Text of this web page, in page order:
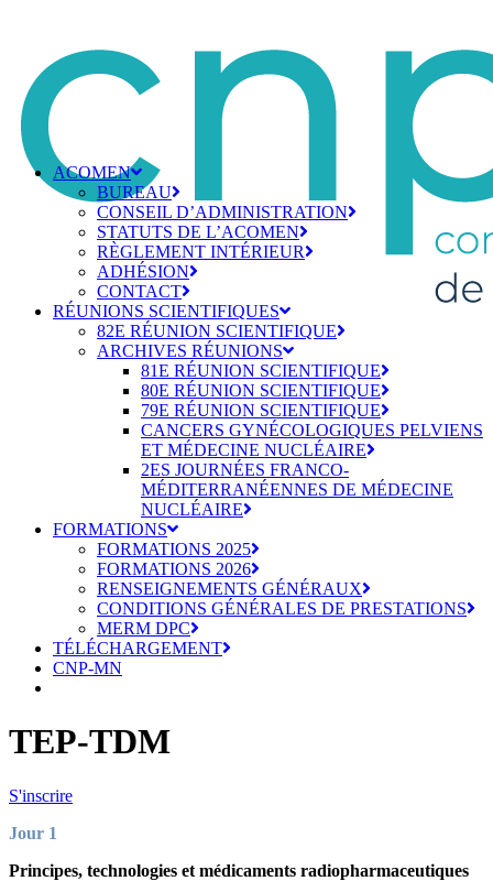
ACOMEN
BUREAU
CONSEIL D’ADMINISTRATION
STATUTS DE L’ACOMEN
RÈGLEMENT INTÉRIEUR
ADHÉSION
CONTACT
RÉUNIONS SCIENTIFIQUES
82E RÉUNION SCIENTIFIQUE
ARCHIVES RÉUNIONS
81E RÉUNION SCIENTIFIQUE
80E RÉUNION SCIENTIFIQUE
79E RÉUNION SCIENTIFIQUE
CANCERS GYNÉCOLOGIQUES PELVIENS
ET MÉDECINE NUCLÉAIRE
2ES JOURNÉES FRANCO-
MÉDITERRANÉENNES DE MÉDECINE
NUCLÉAIRE
FORMATIONS
FORMATIONS 2025
FORMATIONS 2026
RENSEIGNEMENTS GÉNÉRAUX
CONDITIONS GÉNÉRALES DE PRESTATIONS
MERM DPC
TÉLÉCHARGEMENT
CNP-MN
TEP-TDM
S'inscrire
Jour 1
Principes, technologies et médicaments radiopharmaceutiques